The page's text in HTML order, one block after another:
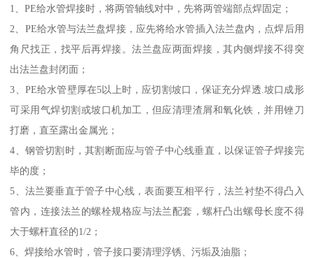
1、PE给水管焊接时，将两管轴线对中，先将两管端部点焊固定；
2、PE给水管与法兰盘焊接，应先将给水管插入法兰盘内，点焊后用
角尺找正，找平后再焊接。法兰盘应两面焊接，其内侧焊接不得突
出法兰盘封闭面；
3、PE给水管壁厚在5以上时，应切割坡口，保证充分焊透.坡口成形
可采用气焊切割或坡口机加工，但应清理渣屑和氧化铁，并用锉刀
打磨，直至露出金属光；
4、钢管切割时，其割断面应与管子中心线垂直，以保证管子焊接完
毕的度；
5、法兰要垂直于管子中心线，表面要互相平行，法兰衬垫不得凸入
管内，连接法兰的螺栓规格应与法兰配套，螺杆凸出螺母长度不得
大于螺杆直径的1/2；
6、焊接给水管时，管子接口要清理浮锈、污垢及油脂；